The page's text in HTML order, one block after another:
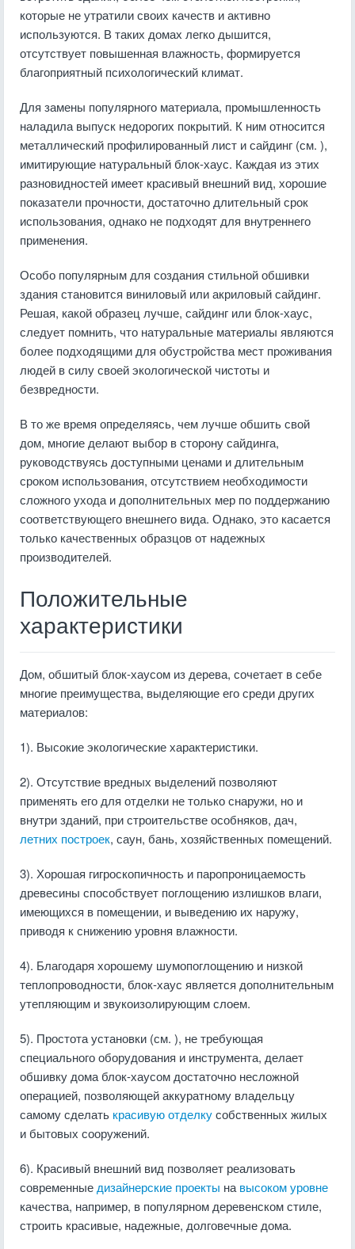
которые не утратили своих качеств и активно
используются. В таких домах легко дышится,
отсутствует повышенная влажность, формируется
благоприятный психологический климат.
Для замены популярного материала, промышленность
наладила выпуск недорогих покрытий. К ним относится
металлический профилированный лист и сайдинг (см. ),
имитирующие натуральный блок-хаус. Каждая из этих
разновидностей имеет красивый внешний вид, хорошие
показатели прочности, достаточно длительный срок
использования, однако не подходят для внутреннего
применения.
Особо популярным для создания стильной обшивки
здания становится виниловый или акриловый сайдинг.
Решая, какой образец лучше, сайдинг или блок-хаус,
следует помнить, что натуральные материалы являются
более подходящими для обустройства мест проживания
людей в силу своей экологической чистоты и
безвредности.
В то же время определяясь, чем лучше обшить свой
дом, многие делают выбор в сторону сайдинга,
руководствуясь доступными ценами и длительным
сроком использования, отсутствием необходимости
сложного ухода и дополнительных мер по поддержанию
соответствующего внешнего вида. Однако, это касается
только качественных образцов от надежных
производителей.
Положительные
характеристики
Дом, обшитый блок-хаусом из дерева, сочетает в себе
многие преимущества, выделяющие его среди других
материалов:
1). Высокие экологические характеристики.
2). Отсутствие вредных выделений позволяют
применять его для отделки не только снаружи, но и
внутри зданий, при строительстве особняков, дач,
летних построек, саун, бань, хозяйственных помещений.
3). Хорошая гигроскопичность и паропроницаемость
древесины способствует поглощению излишков влаги,
имеющихся в помещении, и выведению их наружу,
приводя к снижению уровня влажности.
4). Благодаря хорошему шумопоглощению и низкой
теплопроводности, блок-хаус является дополнительным
утепляющим и звукоизолирующим слоем.
5). Простота установки (см. ), не требующая
специального оборудования и инструмента, делает
обшивку дома блок-хаусом достаточно несложной
операцией, позволяющей аккуратному владельцу
самому сделать красивую отделкусобственных жилых
и бытовых сооружений.
6). Красивый внешний вид позволяет реализовать
современные дизайнерские проекты на высоком уровне
качества, например, в популярном деревенском стиле,
строить красивые, надежные, долговечные дома.